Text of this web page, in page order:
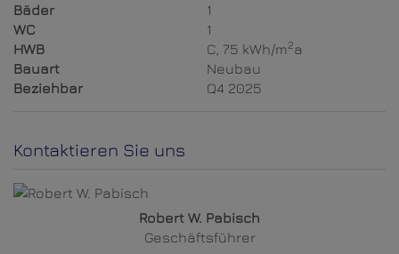
Bäder
1
WC
1
HWB
C, 75 kWh/m2a
Bauart
Neubau
Beziehbar
Q4 2025
Kontaktieren Sie uns
Robert W. Pabisch
Geschäftsführer